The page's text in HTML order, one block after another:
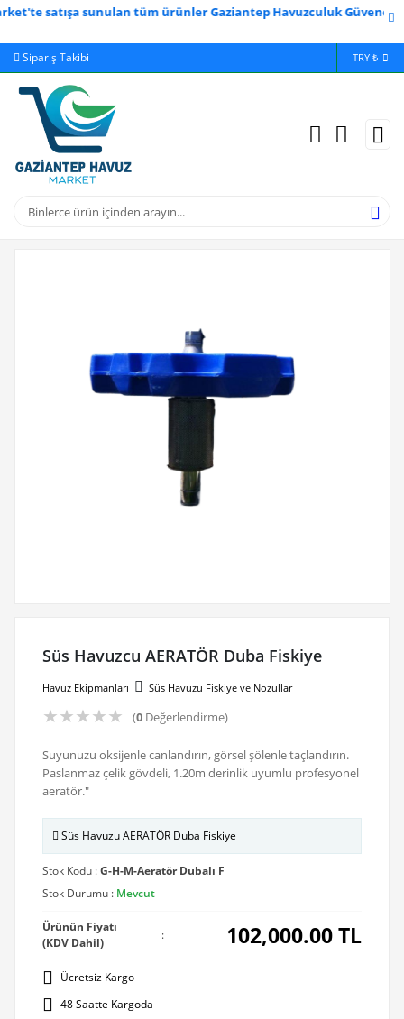
sunulan tüm ürünler Gaziantep Havuzculuk Güvencesi ve
Sipariş Takibi TRY ₺
Süs Havuzcu AERATÖR Duba Fiskiye
Havuz Ekipmanları Süs Havuzu Fiskiye ve Nozullar
★★★★★ (0Değerlendirme)
Suyunuzu oksijenle canlandırın, görsel şölenle taçlandırın.
Paslanmaz çelik gövdeli, 1.20m derinlik uyumlu profesyonel
aeratör."
Süs Havuzu AERATÖR Duba Fiskiye
Stok Kodu :G-H-M-Aeratör Dubalı F
Stok Durumu : Mevcut
Ürünün Fiyatı
(KDV Dahil)
: 102,000.00TL
Ücretsiz Kargo
48 Saatte Kargoda